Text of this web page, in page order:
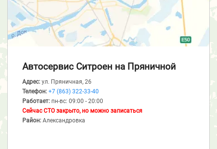
Автосервис Ситроен на Пряничной
Адрес: ул. Пряничная, 26
Телефон: +7 (863) 322-33-40
Работает: пн-вс: 09:00 - 20:00
Сейчас СТО закрыто, но можно записаться
Район: Александровка